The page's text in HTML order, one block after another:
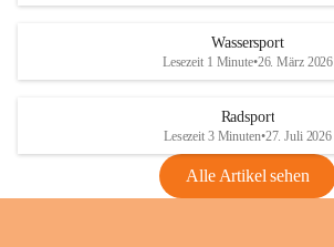
Anhang VBl. EU Nr. 18
1 Seite•1,4 MB
VBl. EU Nr. 18_2026
Wassersport
Lesezeit 1 Minute•26. März 2026
Radsport
Lesezeit 3 Minuten•27. Juli 2026
Alle Artikel sehen